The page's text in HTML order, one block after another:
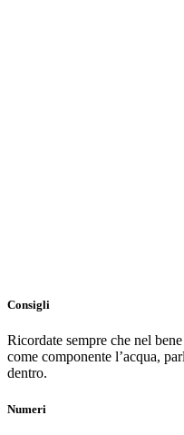
Consigli
Ricordate sempre che nel
come componente l’acqua,
dentro.
Numeri